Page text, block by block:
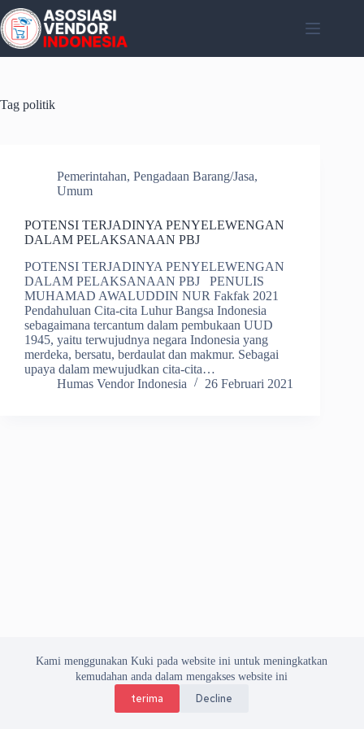
Skip
to
content
Kami menggunakan Kuki pada website ini untuk meningkatkan
kemudahan anda dalam mengakses website ini
terima Decline
Tag politik
Pemerintahan, Pengadaan Barang/Jasa,
Umum
POTENSI TERJADINYA PENYELEWENGAN
DALAM PELAKSANAAN PBJ
POTENSI TERJADINYA PENYELEWENGAN
DALAM PELAKSANAAN PBJ PENULIS
MUHAMAD AWALUDDIN NUR Fakfak 2021
Pendahuluan Cita-cita Luhur Bangsa Indonesia
sebagaimana tercantum dalam pembukaan UUD
1945, yaitu terwujudnya negara Indonesia yang
merdeka, bersatu, berdaulat dan makmur. Sebagai
upaya dalam mewujudkan cita-cita…
Humas Vendor Indonesia
26 Februari 2021